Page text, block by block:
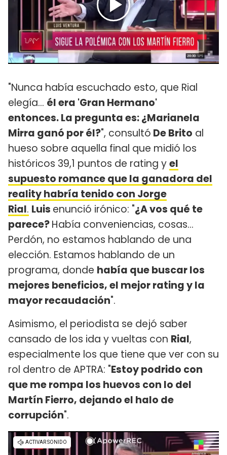
"Nunca había escuchado esto, que Rial
elegía... él era 'Gran Hermano'
entonces. La pregunta es: ¿Marianela
Mirra ganó por él?", consultó De Brito al
hueso sobre aquella final que midió los
históricos 39,1 puntos de rating yel
supuesto romance que la ganadora del
reality habría tenido con Jorge
Rial. Luis enunció irónico: "¿A vos qué te
parece?Había conveniencias, cosas…
Perdón, no estamos hablando de una
elección. Estamos hablando de un
programa, donde había que buscar los
mejores beneficios, el mejor rating y la
mayor recaudación".
Asimismo, el periodista se dejó saber
cansado de los ida y vueltas con Rial,
especialmente los que tiene que ver con su
rol dentro de APTRA: "Estoy podrido con
que me rompa los huevos con lo del
Martín Fierro, dejando el halo de
corrupción".